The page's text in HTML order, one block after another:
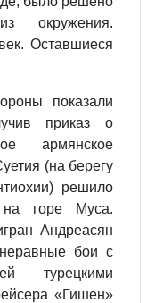
окружения.
Оставшиеся
показали
приказ о
армянское
(на берегу
решило
на горе Муса.
Андреасян
бои с
турецкими
«Гишен»